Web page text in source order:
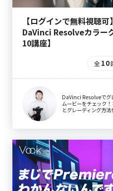
【ログインで無料視聴
DaVinci Resolveカラー
10講座】
全 10
DaVinci Resolveでグ
ムービーをチェック
とグレーディング方法